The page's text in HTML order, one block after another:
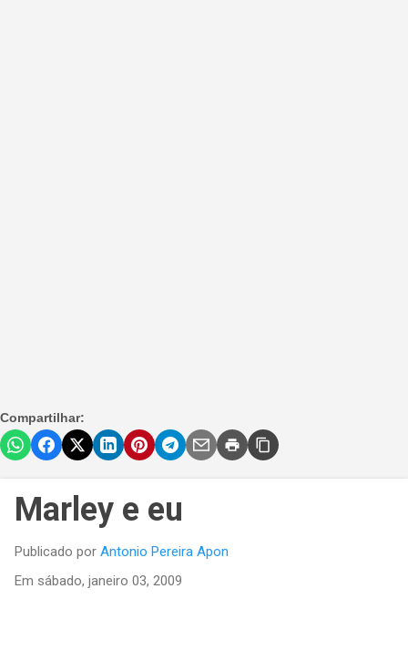
Compartilhar:
Marley e eu
Publicado por Antonio Pereira Apon
Em sábado, janeiro 03, 2009